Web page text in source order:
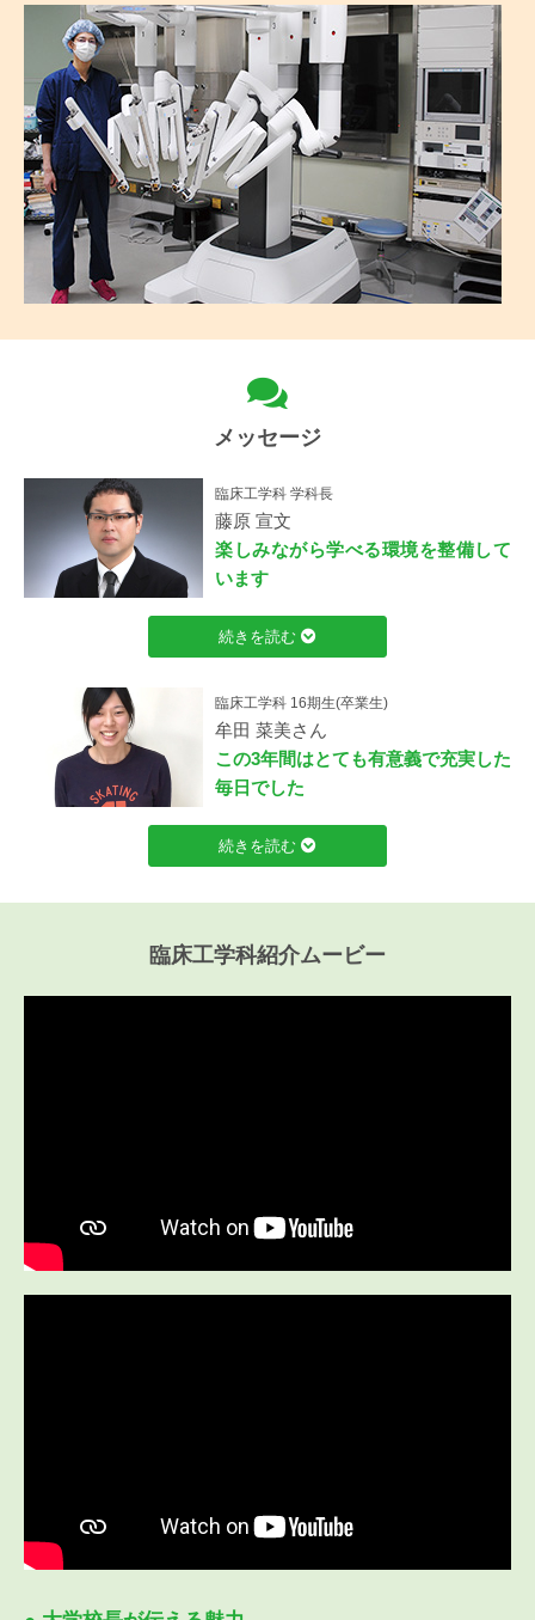
メッセージ
臨床工学科 学科長
藤原 宣文
楽しみながら学べる環境を整備して
います
続きを読む
臨床工学科 16期生(卒業生)
牟田 菜美さん
この3年間はとても有意義で充実した
毎日でした
続きを読む
臨床工学科紹介ムービー